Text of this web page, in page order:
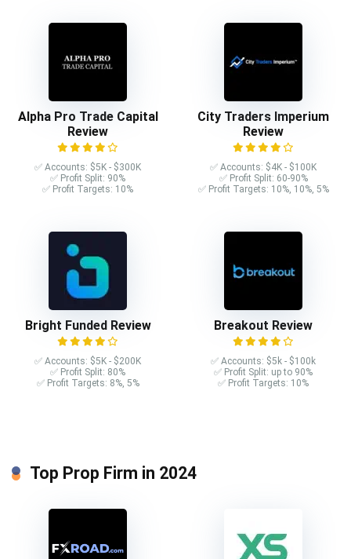
Alpha Pro Trade Capital
Review
✅ Accounts: $5K - $300K
✅ Profit Split: 90%
✅ Profit Targets: 10%
City Traders Imperium
Review
✅ Accounts: $4K - $100K
✅ Profit Split: 60-90%
✅ Profit Targets: 10%, 10%, 5%
Bright Funded Review
✅ Accounts: $5K - $200K
✅ Profit Split: 80%
✅ Profit Targets: 8%, 5%
Breakout Review
✅ Accounts: $5k - $100k
✅ Profit Split: up to 90%
✅ Profit Targets: 10%
Top Prop Firm in 2024